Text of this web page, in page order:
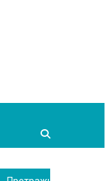
Претрага